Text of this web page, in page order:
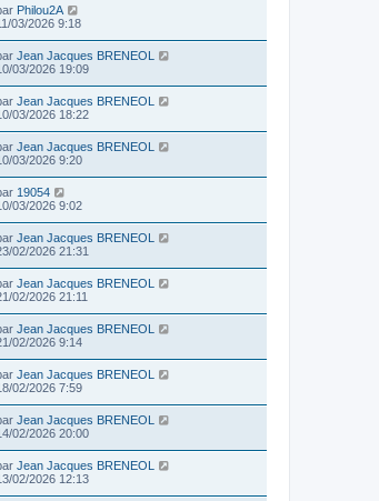
Philou2A
03/2026 9:18
Jean Jacques BRENEOL
03/2026 19:09
Jean Jacques BRENEOL
03/2026 18:22
Jean Jacques BRENEOL
03/2026 9:20
19054
03/2026 9:02
Jean Jacques BRENEOL
02/2026 21:31
Jean Jacques BRENEOL
02/2026 21:11
Jean Jacques BRENEOL
02/2026 9:14
Jean Jacques BRENEOL
02/2026 7:59
Jean Jacques BRENEOL
02/2026 20:00
Jean Jacques BRENEOL
02/2026 12:13